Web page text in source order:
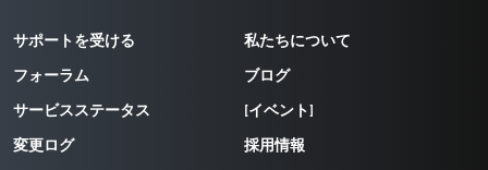
サポートを受ける
フォーラム
サービスステータス
変更ログ
私たちについて
ブログ
[イベント]
採用情報